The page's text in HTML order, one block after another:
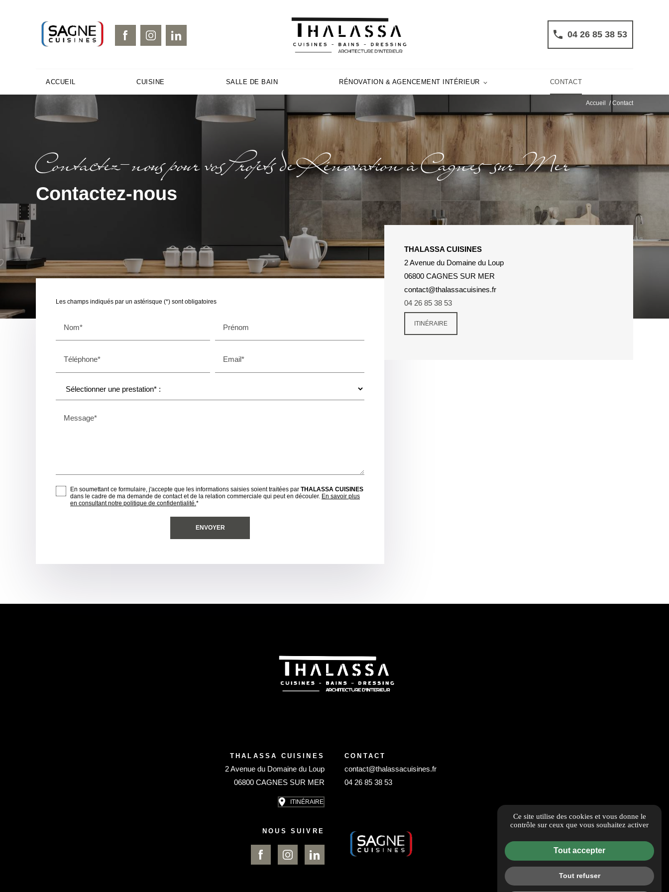
04 26 85 38 53
ACCUEIL CUISINE SALLE DE BAIN RÉNOVATION & AGENCEMENT INTÉRIEUR CONTACT
Accueil Contact
Contactez-nous pour vos Projets de Rénovation à Cagnes-sur-Mer
Contactez-nous
Les champs indiqués par un astérisque (*) sont obligatoires
Nom* Prénom
Téléphone* Email*
Message*
En soumettant ce formulaire, j'accepte que les informations saisies soient traitées par THALASSA CUISINES
dans le cadre de ma demande de contact et de la relation commerciale qui peut en découler. En savoir plus
en consultant notre politique de confidentialité.*
THALASSA CUISINES
2 Avenue du Domaine du Loup
06800 CAGNES SUR MER
contact@thalassacuisines.fr
04 26 85 38 53
ITINÉRAIRE
THALASSA CUISINES
2 Avenue du Domaine du Loup
06800 CAGNES SUR MER
ITINÉRAIRE
NOUS SUIVRE
CONTACT
contact@thalassacuisines.fr
04 26 85 38 53
Ce site utilise des cookies et vous donne le
contrôle sur ceux que vous souhaitez activer
Tout accepter
Tout refuser